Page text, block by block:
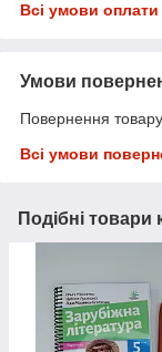
Всі умови оплати
Умови
Повернення
Всі умови
Подібні товари